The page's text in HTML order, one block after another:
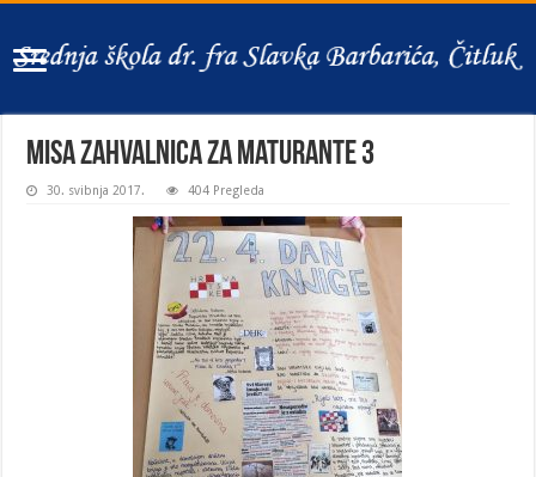
Misa zahvalnica za maturante 3
30. svibnja 2017. 404 Pregleda